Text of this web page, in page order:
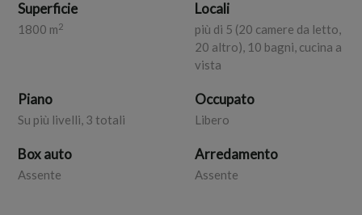
Superficie
1800 m2
Locali
più di 5 (20 camere da letto,
20 altro), 10 bagni, cucina a
vista
Piano
Su più livelli, 3 totali
Occupato
Libero
Box auto
Assente
Arredamento
Assente